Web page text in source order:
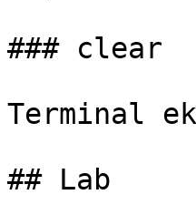
### clear
Terminal
## Lab